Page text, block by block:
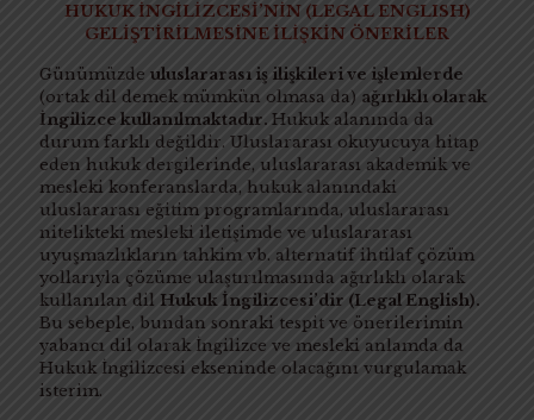
HUKUK İNGİLİZCESİ’NİN (LEGAL ENGLISH)
GELİŞTİRİLMESİNE İLİŞKİN ÖNERİLER
Günümüzde uluslararası iş ilişkileri ve işlemlerde
(ortak dil demek mümkün olmasa da) ağırlıklı olarak
İngilizce kullanılmaktadır. Hukuk alanında da
durum farklı değildir. Uluslararası okuyucuya hitap
eden hukuk dergilerinde, uluslararası akademik ve
mesleki konferanslarda, hukuk alanındaki
uluslararası eğitim programlarında, uluslararası
nitelikteki mesleki iletişimde ve uluslararası
uyuşmazlıkların tahkim vb. alternatif ihtilaf çözüm
yollarıyla çözüme ulaştırılmasında ağırlıklı olarak
kullanılan dil Hukuk İngilizcesi’dir (Legal English).
Bu sebeple, bundan sonraki tespit ve önerilerimin
yabancı dil olarak İngilizce ve mesleki anlamda da
Hukuk İngilizcesi ekseninde olacağını vurgulamak
isterim.